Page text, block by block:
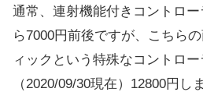
通常、連射機能付きコントロ
ら7000円前後ですが、こちら
ィックという特殊なコントロ
（2020/09/30現在）12800円し